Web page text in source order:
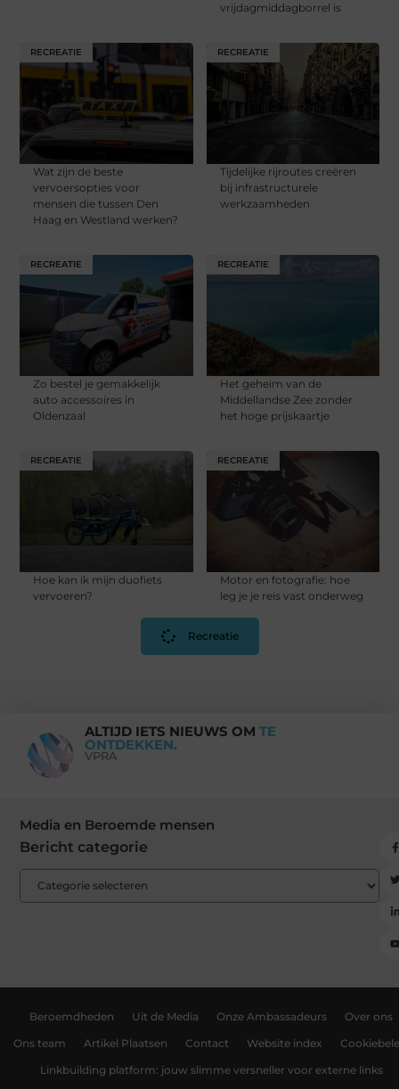
vrijdagmiddagborrel is
RECREATIE
Wat zijn de beste
vervoersopties voor
mensen die tussen Den
Haag en Westland werken?
RECREATIE
Tijdelijke rijroutes creëren
bij infrastructurele
werkzaamheden
RECREATIE
Zo bestel je gemakkelijk
auto accessoires in
Oldenzaal
RECREATIE
Het geheim van de
Middellandse Zee zonder
het hoge prijskaartje
RECREATIE
Hoe kan ik mijn duofiets
vervoeren?
RECREATIE
Motor en fotografie: hoe
leg je je reis vast onderweg
Recreatie
ALTIJD IETS NIEUWS OM TE
ONTDEKKEN.
VPRA
Media en Beroemde mensen
Bericht categorie
Beroemdheden Uit de Media Onze Ambassadeurs Over ons
Ons team Artikel Plaatsen Contact Website index
Linkbuilding platform: jouw slimme versneller voor externe links